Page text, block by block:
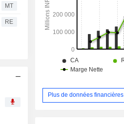
MT
RE
Plus de données financières